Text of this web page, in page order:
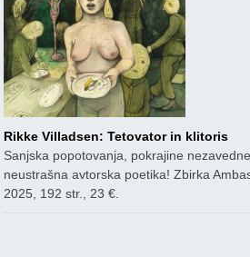
Rikke Villadsen: Tetovator in klitoris
Sanjska popotovanja, pokrajine
neustrašna avtorska poetika! Zbirka
2025, 192 str., 23 €.